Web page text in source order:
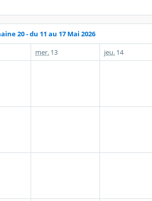
20 - du 11 au 17 Mai 2026
mer. 13 jeu. 14